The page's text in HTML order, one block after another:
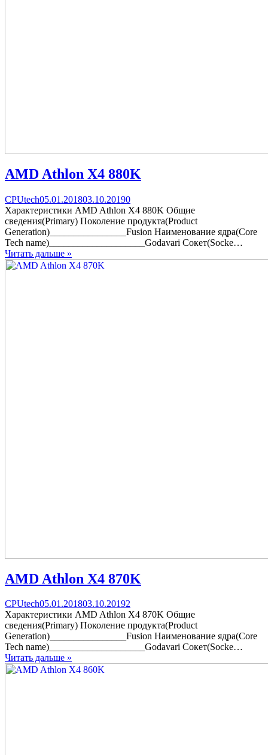
AMD Athlon X4 880K
Categories
CPUtechPosted
on
05.01.201803.10.20190comments
on
AMD
Athlon
Характеристики AMD Athlon X4 880K Общие
сведения(Primary) Поколение продукта(Product
Generation)________________Fusion Наименование ядра(Core
Tech name)____________________Godavari Сокет(Socke…
Читать дальше »
AMD Athlon X4 870K
Categories
CPUtechPosted
on
05.01.201803.10.20192
on
AMD
Athlon
Характеристики AMD Athlon X4 870K Общие
сведения(Primary) Поколение продукта(Product
Generation)________________Fusion Наименование ядра(Core
Tech name)____________________Godavari Сокет(Socke…
Читать дальше »